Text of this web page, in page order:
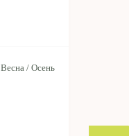
Весна / Осень